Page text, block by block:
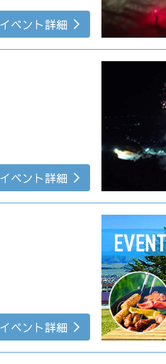
イベント詳細
イベント詳細
イベント詳細